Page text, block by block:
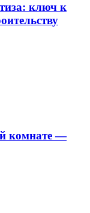
ключ к
комнате —